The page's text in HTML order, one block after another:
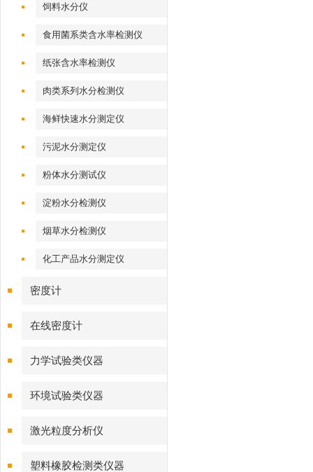
饲料水分仪
食用菌系类含水率检测仪
纸张含水率检测仪
肉类系列水分检测仪
海鲜快速水分测定仪
污泥水分测定仪
粉体水分测试仪
淀粉水分检测仪
烟草水分检测仪
化工产品水分测定仪
密度计
在线密度计
力学试验类仪器
环境试验类仪器
激光粒度分析仪
塑料橡胶检测类仪器